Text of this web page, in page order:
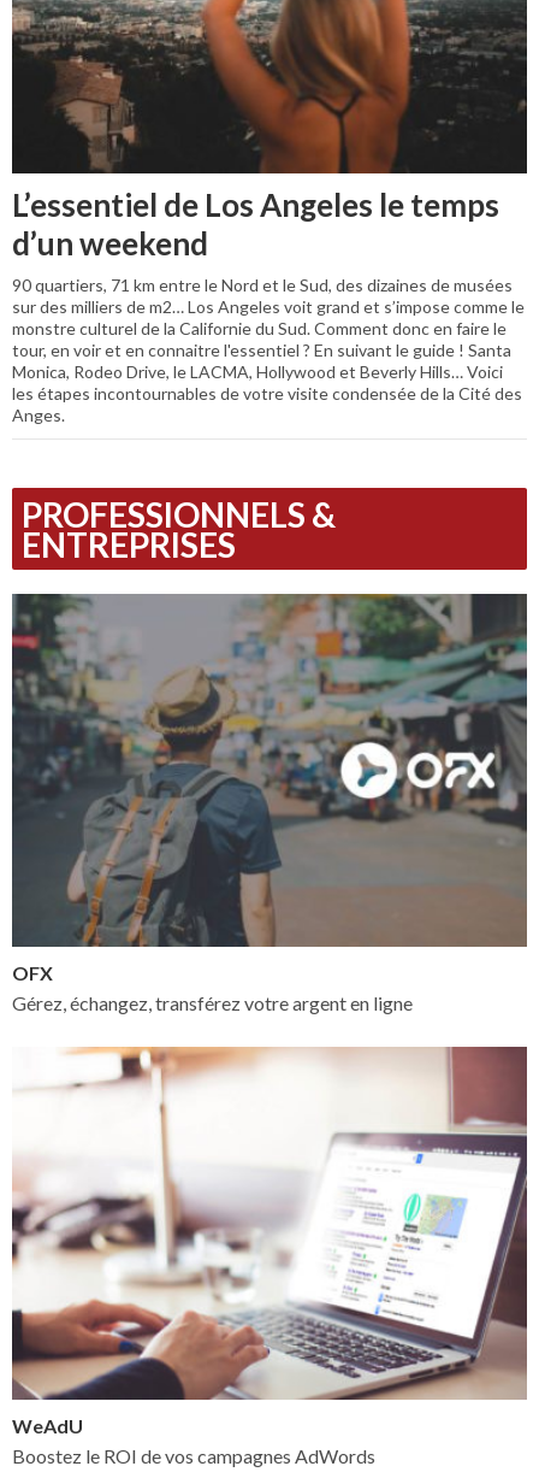
L’essentiel de Los Angeles le temps
d’un weekend
90 quartiers, 71 km entre le Nord et le Sud, des dizaines de musées
sur des milliers de m2… Los Angeles voit grand et s’impose comme le
monstre culturel de la Californie du Sud. Comment donc en faire le
tour, en voir et en connaitre l'essentiel ? En suivant le guide ! Santa
Monica, Rodeo Drive, le LACMA, Hollywood et Beverly Hills… Voici
les étapes incontournables de votre visite condensée de la Cité des
Anges.
PROFESSIONNELS &
ENTREPRISES
OFX
Gérez, échangez, transférez votre argent en ligne
WeAdU
Boostez le ROI de vos campagnes AdWords